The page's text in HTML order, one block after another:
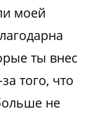
моей
ты внес
того, что
не